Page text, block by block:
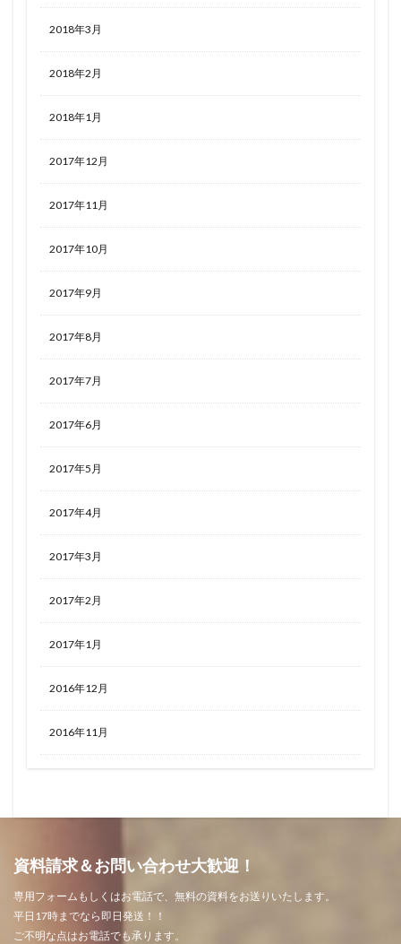
2018年3月
2018年2月
2018年1月
2017年12月
2017年11月
2017年10月
2017年9月
2017年8月
2017年7月
2017年6月
2017年5月
2017年4月
2017年3月
2017年2月
2017年1月
2016年12月
2016年11月
資料請求＆お問い合わせ大歓迎！
専用フォームもしくはお電話で、無料の資料をお送りいたします。
平日17時までなら即日発送！！
ご不明な点はお電話でも承ります。